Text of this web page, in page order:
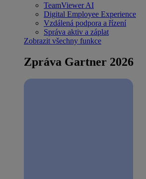
TeamViewer AI
Digital Employee Experience
Vzdálená podpora a řízení
Správa aktiv a záplat
Zobrazit všechny funkce
Zpráva Gartner 2026